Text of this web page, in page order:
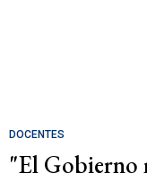
DOCENTES
"El Gobierno